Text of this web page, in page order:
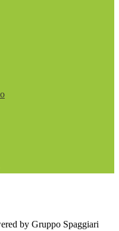
by Gruppo Spaggiari